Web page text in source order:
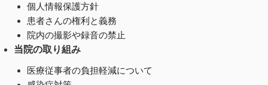
個人情報保護方針
患者さんの権利と義務
院内の撮影や録音の禁止
当院の取り組み
医療従事者の負担軽減について